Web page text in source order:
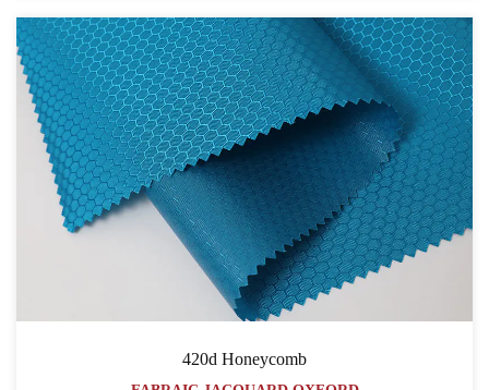
420d Honeycomb